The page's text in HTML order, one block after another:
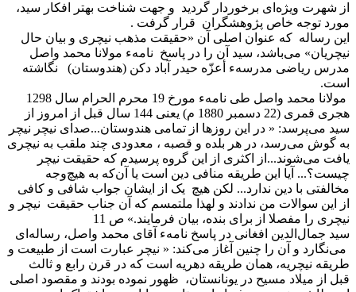
از شهرت ویژه‌ای برخوردار گردید و جهت شناخت بهتر افکار سید،
مورد توجه خاص پژوهشگران قرار گرفت .
این رساله که عنوان اصلی آن «حقیقت مذهب نیچری و بیان حال
نیچریان» می‌باشد، سید آن را در پاسخ نامهء مولانا محمد واصل
مدرس ریاضی مدرسهء أعزّه حیدر آباد دکن (هندوستان) نگاشته
است.
مولانا محمد واصل طی نامهء مورخ 19 محرم الحرام سال 1298
هجری قمری (22 دسمبر 1880 م) یعنی 144 سال قبل از امروز از
سید می‌پرسد: « در این روزها از تمامی هندوستان...صدای نیچر نیچر
به گوش می‌رسد، در هر بلده و قصبه ، معدودی چند ملقب به نیچری
یافت می‌شوند...از اکثری از این گروه پرسیدم که حقیقت نیچر
چیست؟... آیا این طریقه منافی دین است یا آن‌که به هیچ‌وجه
مخالفتی با دین ندارد... لکن هیچ یک از ایشان جواب شافی و کافی
از این سوالات من ندادند و لهذا ملتمسم که آن جناب حقیقت نیچر و
نیچری را مفصلا از برای بنده، بیان فرمایند.» ص 11
سید جمال‌الدین افغانی در پاسخ نامهء آقای محمد واصل، رساله‌ای
می‌نگارد و آن را چنین آغاز می‌کند: « نیچر عبارت است از طبیعت و
طریقه نیچریه، همان طریقه دهریه است که در قرن رابع و ثالث
قبل از میلاد مسیح در یونانستان، ظهور نموده بودند و مقصود اصلی